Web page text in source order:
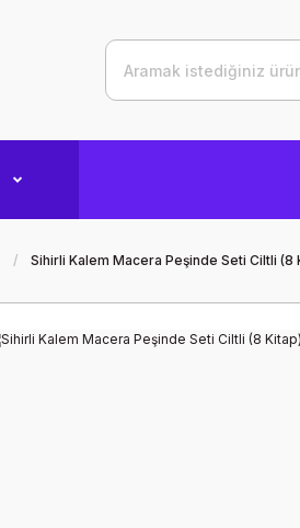
Sihirli Kalem Macera Peşinde Seti Ciltli (8